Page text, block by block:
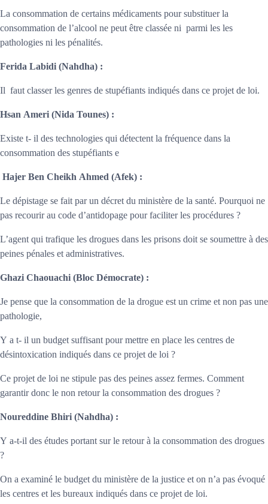
La consommation de certains médicaments pour substituer la
consommation de l’alcool ne peut être classée ni parmi les les
pathologies ni les pénalités.
Ferida Labidi(Nahdha) :
Il faut classer les genres de stupéfiants indiqués dans ce projet de loi.
Hsan Ameri(Nida Tounes) :
Existe t- il des technologies qui détectent la fréquence dans la
consommation des stupéfiants e
Hajer Ben Cheikh Ahmed (Afek) :
Le dépistage se fait par un décret du ministère de la santé. Pourquoi ne
pas recourir au code d’antidopage pour faciliter les procédures ?
L’agent qui trafique les drogues dans les prisons doit se soumettre à des
peines pénales et administratives.
Ghazi Chaouachi(Bloc Démocrate) :
Je pense que la consommation de la drogue est un crime et non pas une
pathologie,
Y a t- il un budget suffisant pour mettre en place les centres de
désintoxication indiqués dans ce projet de loi ?
Ce projet de loi ne stipule pas des peines assez fermes. Comment
garantir donc le non retour la consommation des drogues ?
Noureddine Bhiri(Nahdha) :
Y a-t-il des études portant sur le retour à la consommation des drogues
?
On a examiné le budget du ministère de la justice et on n’a pas évoqué
les centres et les bureaux indiqués dans ce projet de loi.